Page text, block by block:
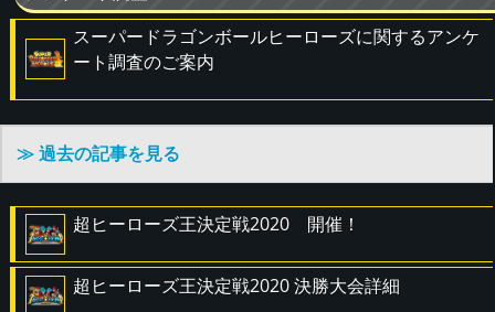
スーパードラゴンボールヒーローズに関するアンケ
ート調査のご案内
≫ 過去の記事を見る
超ヒーローズ王決定戦2020 開催！
超ヒーローズ王決定戦2020 決勝大会詳細